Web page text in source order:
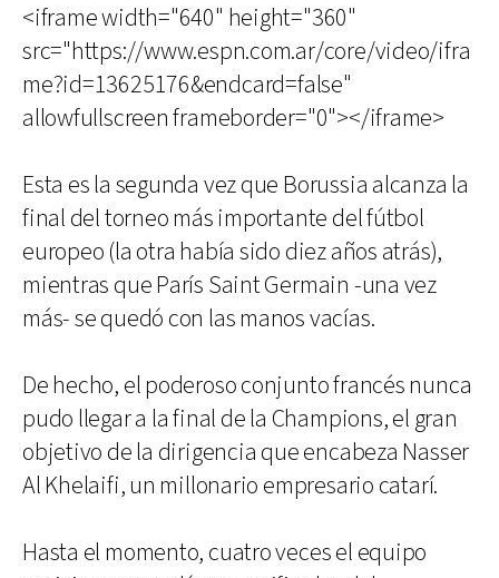
<iframe width="640" height="360"
src="https://www.espn.com.ar/core/video/ifra
me?id=13625176&endcard=false"
allowfullscreen frameborder="0"></iframe>
Esta es la segunda vez que Borussia alcanza la
final del torneo más importante del fútbol
europeo (la otra había sido diez años atrás),
mientras que París Saint Germain -una vez
más- se quedó con las manos vacías.
De hecho, el poderoso conjunto francés nunca
pudo llegar a la final de la Champions, el gran
objetivo de la dirigencia que encabeza Nasser
Al Khelaifi, un millonario empresario catarí.
Hasta el momento, cuatro veces el equipo